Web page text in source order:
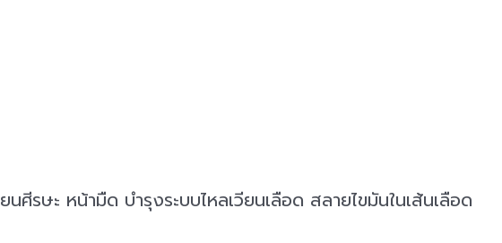
ศีรษะ หน้ามืด บำรุงระบบไหลเวียนเลือด สลายไขมันในเส้นเลือด